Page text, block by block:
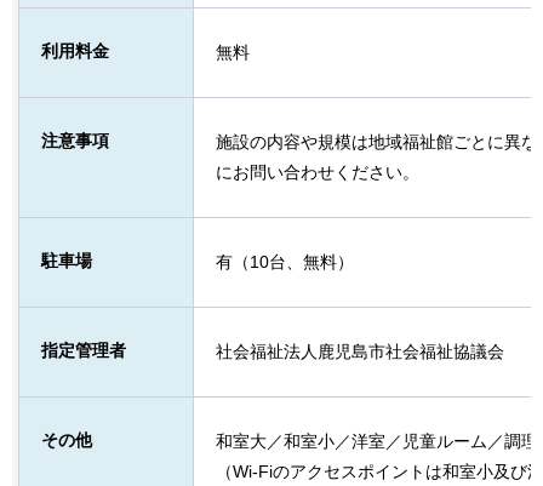
利用料金 無料
注意事項
施設の内容や規模は地域福祉館ごとに異
にお問い合わせください。
駐車場 有（10台、無料）
指定管理者 社会福祉法人鹿児島市社会福祉協議会
その他
和室大／和室小／洋室／児童ルーム／調
（Wi-Fiのアクセスポイントは和室小及び